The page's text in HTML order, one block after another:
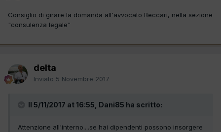
Consiglio di girare la domanda all'avvocato Beccari, nella sezione
"consulenza legale"
delta
Inviato 5 Novembre 2017
Il 5/11/2017 at 16:55, Dani85 ha scritto:
Attenzione all'interno....se hai dipendenti possono insorgere